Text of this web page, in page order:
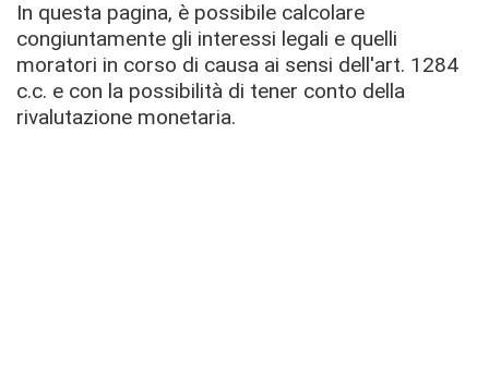
In questa pagina, è possibile calcolare
congiuntamente gli interessi legali e quelli
moratori in corso di causa ai sensi dell'art. 1284
c.c. e con la possibilità di tener conto della
rivalutazione monetaria.